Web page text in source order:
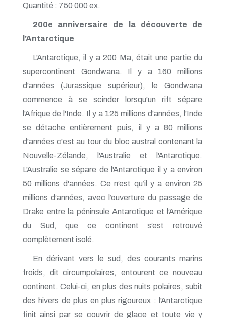
Quantité : 750 000 ex.
200e anniversaire de la découverte de
l'Antarctique
L'Antarctique, il y a 200 Ma, était une partie du
supercontinent Gondwana. Il y a 160 millions
d'années (Jurassique supérieur), le Gondwana
commence à se scinder lorsqu'un rift sépare
l'Afrique de l'Inde. Il y a 125 millions d'années, l'Inde
se détache entièrement puis, il y a 80 millions
d'années c'est au tour du bloc austral contenant la
Nouvelle-Zélande, l'Australie et l'Antarctique.
L'Australie se sépare de l'Antarctique il y a environ
50 millions d'années. Ce n’est qu’il y a environ 25
millions d’années, avec l’ouverture du passage de
Drake entre la péninsule Antarctique et l’Amérique
du Sud, que ce continent s’est retrouvé
complètement isolé.
En dérivant vers le sud, des courants marins
froids, dit circumpolaires, entourent ce nouveau
continent. Celui-ci, en plus des nuits polaires, subit
des hivers de plus en plus rigoureux : l'Antarctique
finit ainsi par se couvrir de glace et toute vie y